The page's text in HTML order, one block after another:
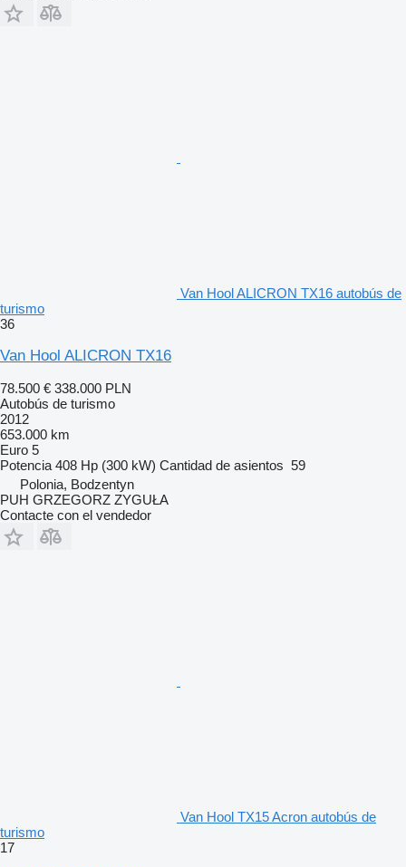
Van Hool ALICRON TX16 autobús de
turismo
36
Van Hool ALICRON TX16
78.500 € 338.000 PLN
Autobús de turismo
2012
653.000 km
Euro 5
Potencia 408 Hp (300 kW) Cantidad de asientos 59
Polonia, Bodzentyn
PUH GRZEGORZ ZYGUŁA
Contacte con el vendedor
Van Hool TX15 Acron autobús de
turismo
17